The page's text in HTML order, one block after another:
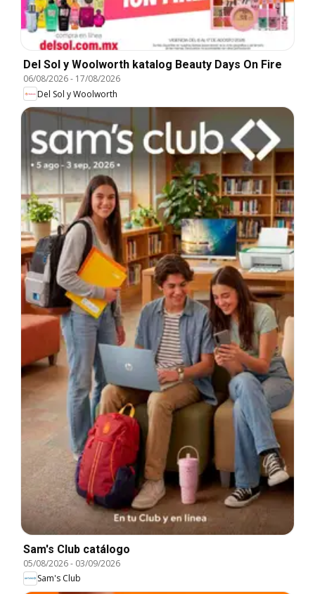
Del Sol y Woolworth katalog Beauty Days On Fire
06/08/2026- 17/08/2026
Del Sol y Woolworth
Sam's Club catálogo
05/08/2026- 03/09/2026
Sam's Club